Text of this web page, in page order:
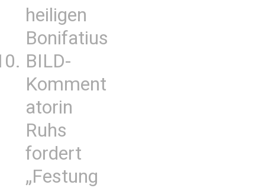
heiligen
Bonifatius
BILD-
Komment
atorin
Ruhs
fordert
„Festung